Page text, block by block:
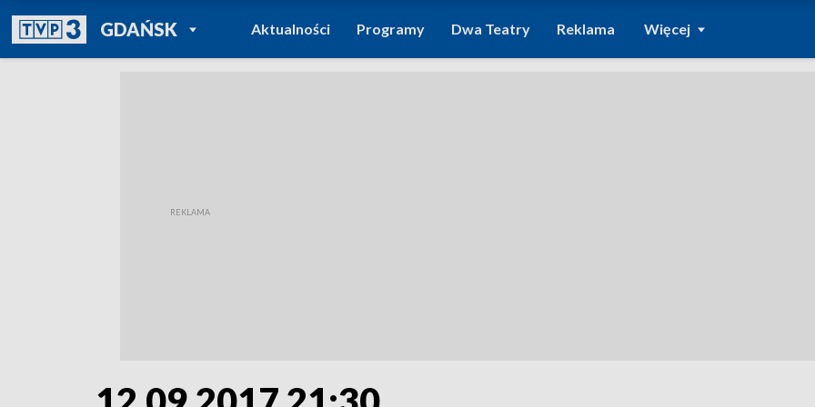
GDAŃSKPOWRÓT DO
TVP REGIONY
Aktualności Programy Dwa Teatry Reklama Więcej